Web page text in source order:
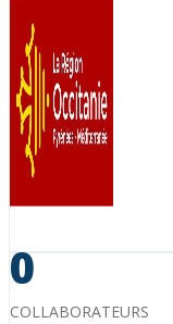
0
COLLABORATEURS